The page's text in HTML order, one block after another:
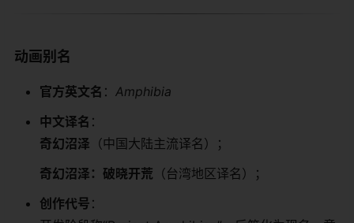
​动画别名​
​官方英文名​ ​： Amphibia
​中文译名​ ​：
​奇幻沼泽​ ​（中国大陆主流译名）；
​奇幻沼泽：破晓开荒​ ​（台湾地区译名）；
​创作代号​ ​：